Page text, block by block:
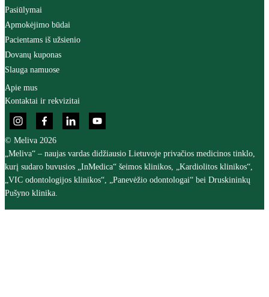
Pasiūlymai
Apmokėjimo būdai
Pacientams iš užsienio
Dovanų kuponas
Slauga namuose
Apie mus
Kontaktai ir rekvizitai
© Meliva 2026
„Meliva“ – naujas vardas didžiausio Lietuvoje privačios medicinos tinklo,
kurį sudaro buvusios „InMedica“ šeimos klinikos, „Kardiolitos klinikos“,
„VIC odontologijos klinikos“, „Panevėžio odontologai“ bei Druskininkų
Pušyno klinika.